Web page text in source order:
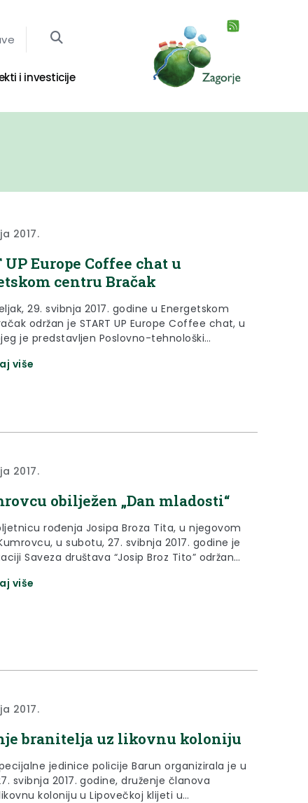
i investicije
2017.
UP Europe Coffee chat u
centru Bračak
29. svibnja 2017. godine u Energetskom
održan je START UP Europe Coffee chat, u
je predstavljen Poslovno-tehnološki
više
2017.
obilježen „Dan mladosti“
rođenja Josipa Broza Tita, u njegovom
u subotu, 27. svibnja 2017. godine je
Saveza društava “Josip Broz Tito” održana
više
2017.
branitelja uz likovnu koloniju
jedinice policije Barun organizirala je u
svibnja 2017. godine, druženje članova
koloniju u Lipovečkoj klijeti u